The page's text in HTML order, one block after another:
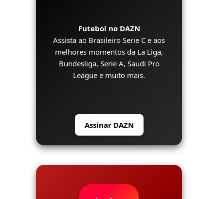
Futebol no DAZN
Assista ao Brasileiro Serie C e aos
melhores momentos da La Liga,
Bundesliga, Serie A, Saudi Pro
League e muito mais.
Assinar DAZN